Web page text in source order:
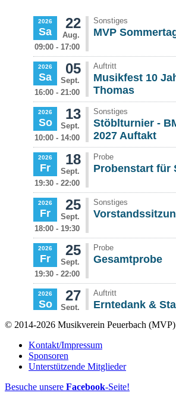
© 2014-2026 Musikverein Peuerbach (MVP)
Kontakt/Impressum
Sponsoren
Unterstützende Mitglieder
Besuche unsere Facebook-Seite!